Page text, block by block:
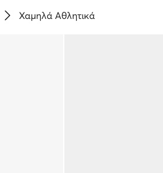
Χαμηλά Αθλητικά